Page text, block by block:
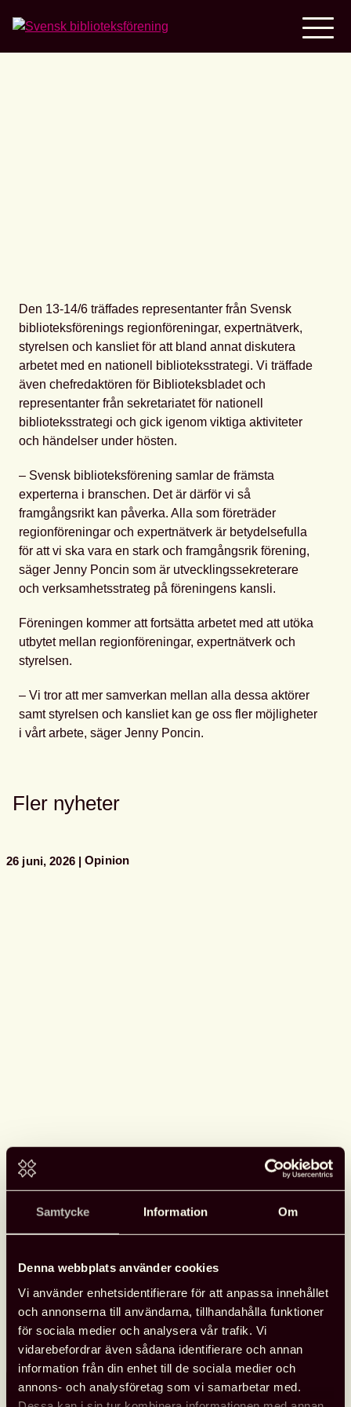
Samtycke Information Om
Denna webbplats använder cookies
Vi använder enhetsidentifierare för att anpassa innehållet
och annonserna till användarna, tillhandahålla funktioner
för sociala medier och analysera vår trafik. Vi
vidarebefordrar även sådana identifierare och annan
information från din enhet till de sociala medier och
annons- och analysföretag som vi samarbetar med.
Den 13-14/6 träffades representanter från Svensk
biblioteksförenings regionföreningar, expertnätverk,
styrelsen och kansliet för att bland annat diskutera
arbetet med en nationell biblioteksstrategi. Vi träffade
även chefredaktören för Biblioteksbladet och
representanter från sekretariatet för nationell
biblioteksstrategi och gick igenom viktiga aktiviteter
och händelser under hösten.
– Svensk biblioteksförening samlar de främsta
experterna i branschen. Det är därför vi så
framgångsrikt kan påverka. Alla som företräder
regionföreningar och expertnätverk är betydelsefulla
för att vi ska vara en stark och framgångsrik förening,
säger Jenny Poncin som är utvecklingssekreterare
och verksamhetsstrateg på föreningens kansli.
Föreningen kommer att fortsätta arbetet med att utöka
utbytet mellan regionföreningar, expertnätverk och
styrelsen.
– Vi tror att mer samverkan mellan alla dessa aktörer
samt styrelsen och kansliet kan ge oss fler möjligheter
i vårt arbete, säger Jenny Poncin.
Fler nyheter
26 juni, 2026 Opinion
programpunkter i Almedalen
Svensk biblioteksförening anordnade tre programpunkter
under Almedalen med fokus på biblioteksfrågor, bildning och
kultur. Samtalen spelades in och finns tillgängliga att se.
Läs mer
Se